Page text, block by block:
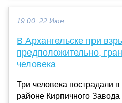
19:00, 22 Июн
В Архангельске при
предположительно,
человека
Три человека пострадали
районе Кирпичного Завода